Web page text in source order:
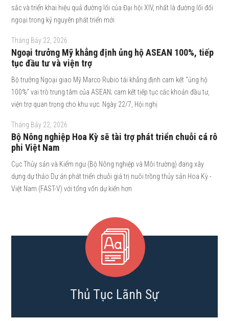
sắc và triển khai hiệu quả đường lối của Đại hội XIV, nhất là đường lối đối
ngoại trong kỷ nguyên phát triển mới
Tháng Bảy 22, 2026
Ngoại trưởng Mỹ khẳng định ủng hộ ASEAN 100%, tiếp
tục đầu tư và viện trợ
Bộ trưởng Ngoại giao Mỹ Marco Rubio tái khẳng định cam kết “ủng hộ
100%” vai trò trung tâm của ASEAN; cam kết tiếp tục các khoản đầu tư,
viện trợ quan trọng cho khu vực. Ngày 22/7, Hội nghị
Tháng Bảy 22, 2026
Bộ Nông nghiệp Hoa Kỳ sẽ tài trợ phát triển chuỗi cá rô
phi Việt Nam
Cục Thủy sản và Kiểm ngư (Bộ Nông nghiệp và Môi trường) đang xây
dựng dự thảo Dự án phát triển chuỗi giá trị nuôi trồng thủy sản Hoa Kỳ -
Việt Nam (FAST-V) với tổng vốn dự kiến hơn
Thủ Tục Lãnh Sự